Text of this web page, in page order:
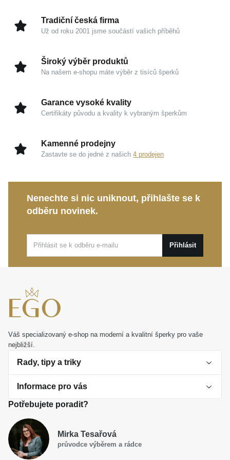
jakýkoliv outfit, od ležérního svetru až po večerní
košili či šaty.
Kouzlo v detailech
a nezaměnitelným hřejivým leskem.
sebevědomý minimalismus a trvalý styl.
Ať už hledáte elegantní kousek pro sebe, nebo
vybíráte hodnotný dárek pro někoho blízkého, tento
Tradiční česká firma
Už od roku 2001 jsme součástí vašich příběhů
Široký výběr produktů
Na našem e-shopu máte výběr z tisíců šperků
Garance vysoké kvality
Certifikáty původu a kvality k vybraným šperkům
Kamenné prodejny
Zastavte se do jedné z našich 4 prodejen
Nenechte si nic uniknout, přihlašte se k
odběru novinek.
Přihlásit
Váš specializovaný e-shop na moderní a kvalitní šperky pro vaše
nejbližší.
Rady, tipy a triky
O perlách
Jak vybrat perlový šperk
Dárková inspirace
Smaltované a korálkové šperky jako trend
Informace pro vás
Obchodní podmínky
Reklamační řád
Potřebujete poradit?
Mirka Tesařová
průvodce výběrem a rádce